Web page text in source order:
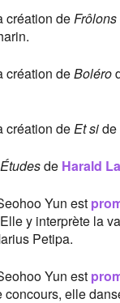
création deFrôlons
création deBoléro
création deEt side
Étudesde Harald
Yun est
y interprète la
Petipa.
Yun est
concours, elle